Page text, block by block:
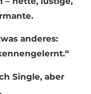
anderes:
Single, aber